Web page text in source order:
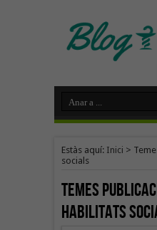
Estàs aquí: Inici >
socials
Temes
habilitats